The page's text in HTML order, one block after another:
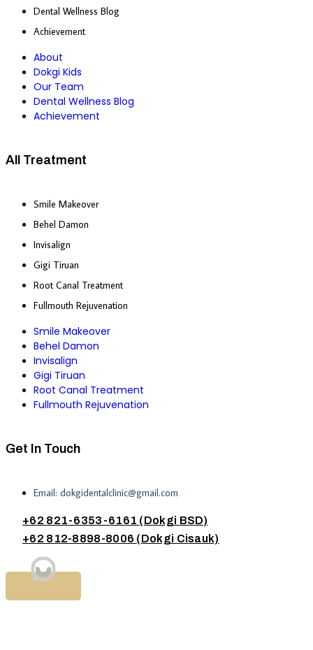
Dental Wellness Blog
Achievement
About
Dokgi Kids
Our Team
Dental Wellness Blog
Achievement
All Treatment
Smile Makeover
Behel Damon
Invisalign
Gigi Tiruan
Root Canal Treatment
Fullmouth Rejuvenation
Smile Makeover
Behel Damon
Invisalign
Gigi Tiruan
Root Canal Treatment
Fullmouth Rejuvenation
Get In Touch
Email: dokgidentalclinic@gmail.com
+62 821-6353-6161 (Dokgi BSD)
+62 812-8898-8006 (Dokgi Cisauk)